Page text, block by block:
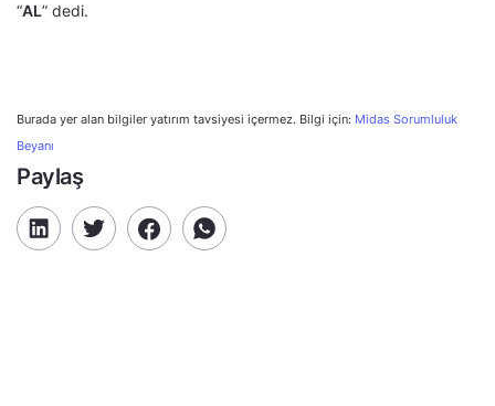
“AL” dedi.
Burada yer alan bilgiler yatırım tavsiyesi içermez. Bilgi için: Midas Sorumluluk
Beyanı
Paylaş